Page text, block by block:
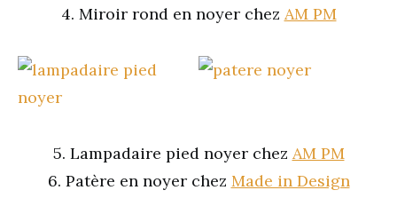
4. Miroir rond en noyer chez AM PM
5. Lampadaire pied noyer chez AM PM
6. Patère en noyer chez Made in Design